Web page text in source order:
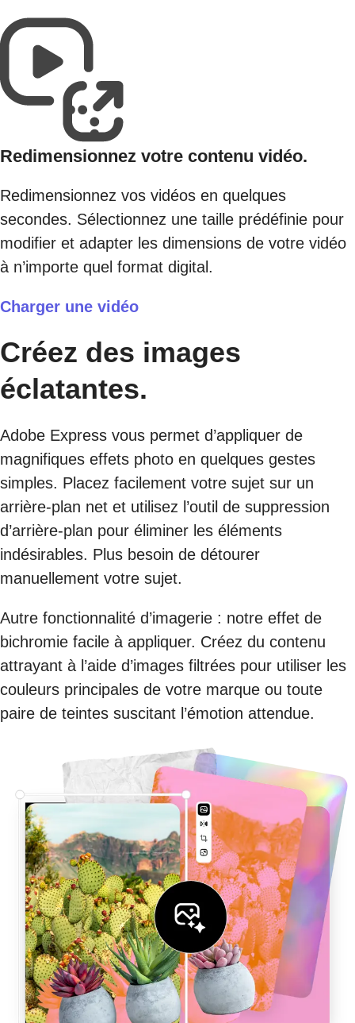
Redimensionnez votre contenu vidéo.
Redimensionnez vos vidéos en quelques
secondes. Sélectionnez une taille prédéfinie pour
modifier et adapter les dimensions de votre vidéo
à n’importe quel format digital.
Charger une vidéo
Créez des images
éclatantes.
Adobe Express vous permet d’appliquer de
magnifiques effets photo en quelques gestes
simples. Placez facilement votre sujet sur un
arrière-plan net et utilisez l’outil de suppression
d’arrière-plan pour éliminer les éléments
indésirables. Plus besoin de détourer
manuellement votre sujet.
Autre fonctionnalité d’imagerie : notre effet de
bichromie facile à appliquer. Créez du contenu
attrayant à l’aide d’images filtrées pour utiliser les
couleurs principales de votre marque ou toute
paire de teintes suscitant l’émotion attendue.